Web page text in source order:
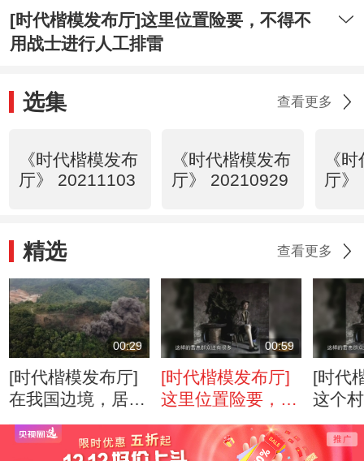
[时代楷模发布厅]这里位置险要，不得不
用战士进行人工排雷
选集 查看更多
《时代楷模发布
厅》 20211103
《时代楷模发布
厅》 20210929
《
厅》
精选 查看更多
00:29
[时代楷模发布厅]
在我国边境，居然
还有那么多未爆品
00:59
[时代楷模发布厅]
这里位置险要，不
得不用战士进行人
工排雷
[时代
这个
杖！